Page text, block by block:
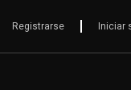
Registrarse Iniciar